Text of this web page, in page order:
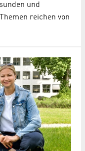
und
reichen von